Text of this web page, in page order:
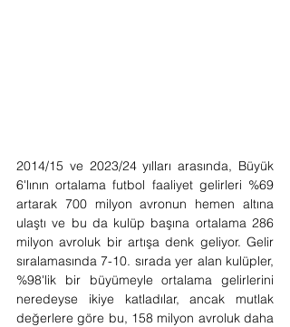
2014/15 ve 2023/24 yılları arasında, Büyük
6'lının ortalama futbol faaliyet gelirleri %69
artarak 700 milyon avronun hemen altına
ulaştı ve bu da kulüp başına ortalama 286
milyon avroluk bir artışa denk geliyor. Gelir
sıralamasında 7-10. sırada yer alan kulüpler,
%98'lik bir büyümeyle ortalama gelirlerini
neredeyse ikiye katladılar, ancak mutlak
değerlere göre bu, 158 milyon avroluk daha